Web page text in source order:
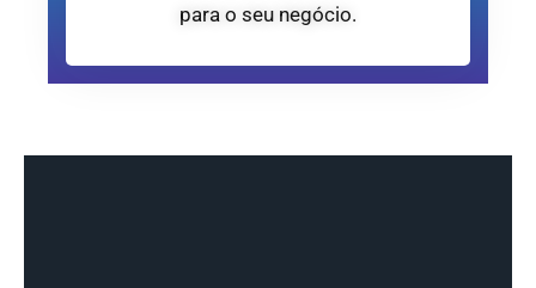
para o seu negócio.